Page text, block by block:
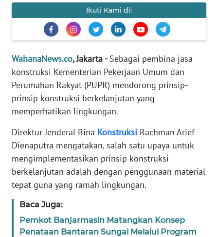
Ikuti Kami di:
WahanaNews.co, Jakarta -Sebagai pembina jasa
konstruksi Kementerian Pekerjaan Umum dan
Perumahan Rakyat (PUPR) mendorong prinsip-
prinsip konstruksi berkelanjutan yang
memperhatikan lingkungan.
Direktur Jenderal Bina Konstruksi Rachman Arief
Dienaputra mengatakan, salah satu upaya untuk
mengimplementasikan prinsip konstruksi
berkelanjutan adalah dengan penggunaan material
tepat guna yang ramah lingkungan.
Baca Juga:
Pemkot Banjarmasin Matangkan Konsep
Penataan Bantaran Sungai Melalui Program
EDITORIAL
Informasi
INDEKS
KONTAK
KAMI
INFO
IKLAN
TENTANG
KAMI